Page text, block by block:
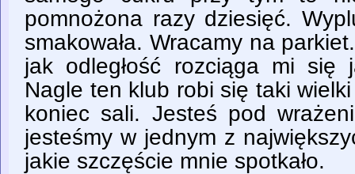
pomnożona razy dziesięć.
smakowała. Wracamy na
jak odległość rozciąga mi się
Nagle ten klub robi się taki
koniec sali. Jesteś pod
jesteśmy w jednym z
jakie szczęście mnie spotkało.